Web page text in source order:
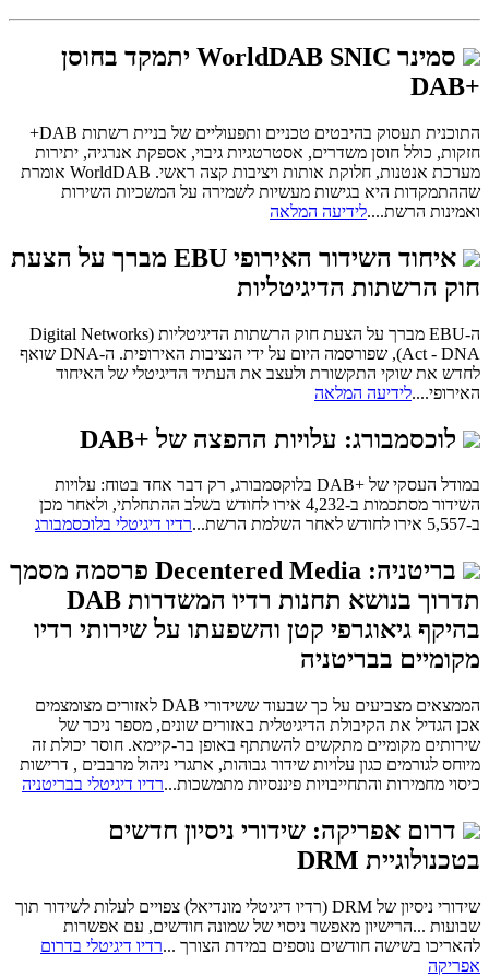
סמינר WorldDAB SNIC יתמקד בחוסן
+DAB
התוכנית תעסוק בהיבטים טכניים ותפעוליים של בניית רשתות DAB+
חזקות, כולל חוסן משדרים, אסטרטגיות גיבוי, אספקת אנרגיה, יתירות
מערכת אנטנות, חלוקת אותות ויציבות קצה ראשי. WorldDAB אומרת
שההתמקדות היא בגישות מעשיות לשמירה על המשכיות השירות
ואמינות הרשת....לידיעה המלאה
איחוד השידור האירופי EBU מברך על הצעת
חוק הרשתות הדיגיטליות
ה-EBU מברך על הצעת חוק הרשתות הדיגיטליות (Digital Networks
Act - DNA), שפורסמה היום על ידי הנציבות האירופית. ה-DNA שואף
לחדש את שוקי התקשורת ולעצב את העתיד הדיגיטלי של האיחוד
האירופי....לידיעה המלאה
לוכסמבורג: עלויות ההפצה של +DAB
במודל העסקי של +DAB בלוקסמבורג, רק דבר אחד בטוח: עלויות
השידור מסתכמות ב-4,232 אירו לחודש בשלב ההתחלתי, ולאחר מכן
ב-5,557 אירו לחודש לאחר השלמת הרשת...
רדיו דיגיטלי בלוכסמבורג
בריטניה: Decentered Media פרסמה מסמך
תדרוך בנושא תחנות רדיו המשדרות DAB
בהיקף גיאוגרפי קטן והשפעתו על שירותי רדיו
מקומיים בבריטניה
הממצאים מצביעים על כך שבעוד ששידורי DAB לאזורים מצומצמים
אכן הגדיל את הקיבולת הדיגיטלית באזורים שונים, מספר ניכר של
שירותים מקומיים מתקשים להשתתף באופן בר-קיימא. חוסר יכולת זה
מיוחס לגורמים כגון עלויות שידור גבוהות, אתגרי ניהול מרבבים , דרישות
כיסוי מחמירות והתחייבויות פיננסיות מתמשכות...רדיו דיגיטלי בבריטניה
דרום אפריקה: שידורי ניסיון חדשים
בטכנולוגיית DRM
שידורי ניסיון של DRM (רדיו דיגיטלי מונדיאל) צפויים לעלות לשידור תוך
שבועות ...הרישיון מאפשר ניסוי של שמונה חודשים, עם אפשרות
להאריכו בשישה חודשים נוספים במידת הצורך ...רדיו דיגיטלי בדרום
אפריקה